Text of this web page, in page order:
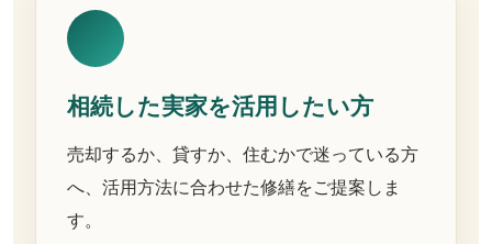
相続した実家を活用したい方
売却するか、貸すか、住むかで迷っている方
へ、活用方法に合わせた修繕をご提案しま
す。